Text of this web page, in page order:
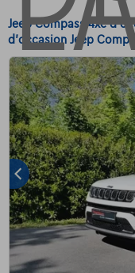
Jeep Compass 4xe
d'occasion Jeep